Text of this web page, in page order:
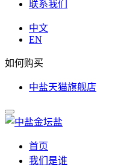
联系我们
中文
EN
如何购买
中盐天猫旗舰店
首页
我们是谁